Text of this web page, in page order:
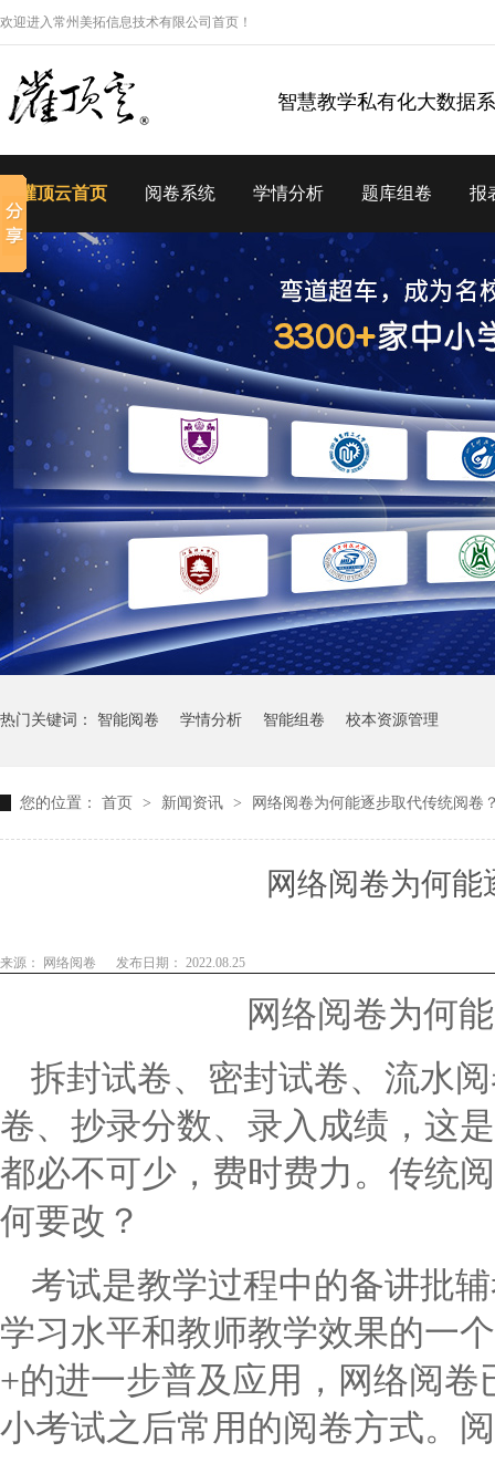
欢迎进入常州美拓信息技术有限公司首页！
智慧教学私有化大数据
灌顶云首页 阅卷系统 学情分析 题库组卷 报
热门关键词： 智能阅卷 学情分析 智能组卷 校本资源管理
您的位置： 首页 > 新闻资讯 > 网络阅卷为何能逐步取代传统阅卷
网络阅卷为何
来源： 网络阅卷 发布日期： 2022.08.25
网络阅卷为何
拆封试卷、密封试卷、流水
卷、抄录分数、录入成绩，这
都必不可少，费时费力。传统
何要改？
考试是教学过程中的备讲批
学习水平和教师教学效果的一
+的进一步普及应用，网络阅
小考试之后常用的阅卷方式。